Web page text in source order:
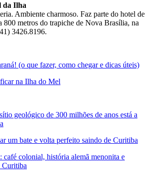
da Ilha
Ambiente charmoso. Faz parte do hotel de
800 metros do trapiche de Nova Brasília, na
3426.8196.
(o que fazer, como chegar e dicas úteis)
na Ilha do Mel
geológico de 300 milhões de anos está a
um bate e volta perfeito saindo de Curitiba
café colonial, história alemã menonita e
Curitiba